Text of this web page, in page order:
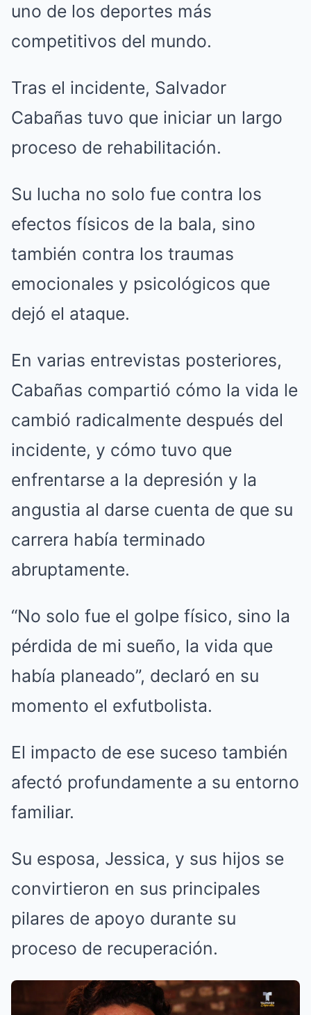
uno de los deportes más
competitivos del mundo.
Tras el incidente, Salvador
Cabañas tuvo que iniciar un largo
proceso de rehabilitación.
Su lucha no solo fue contra los
efectos físicos de la bala, sino
también contra los traumas
emocionales y psicológicos que
dejó el ataque.
En varias entrevistas posteriores,
Cabañas compartió cómo la vida le
cambió radicalmente después del
incidente, y cómo tuvo que
enfrentarse a la depresión y la
angustia al darse cuenta de que su
carrera había terminado
abruptamente.
“No solo fue el golpe físico, sino la
pérdida de mi sueño, la vida que
había planeado”, declaró en su
momento el exfutbolista.
El impacto de ese suceso también
afectó profundamente a su entorno
familiar.
Su esposa, Jessica, y sus hijos se
convirtieron en sus principales
pilares de apoyo durante su
proceso de recuperación.